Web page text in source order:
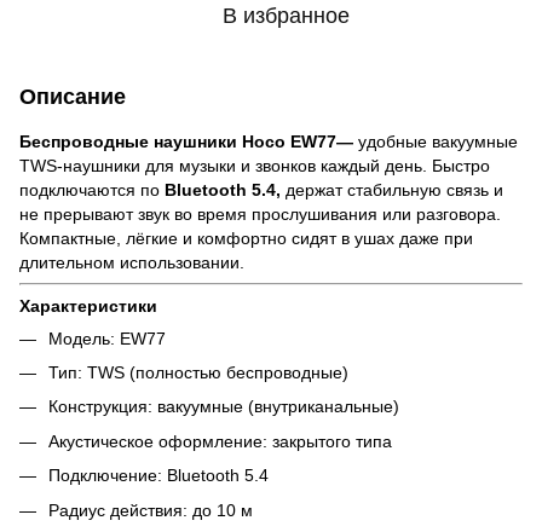
В избранное
Описание
Беспроводные наушники Hoco EW77— удобные вакуумные
TWS-наушники для музыки и звонков каждый день. Быстро
подключаются по Bluetooth 5.4, держат стабильную связь и
не прерывают звук во время прослушивания или разговора.
Компактные, лёгкие и комфортно сидят в ушах даже при
длительном использовании.
Характеристики
Модель: EW77
Тип: TWS (полностью беспроводные)
Конструкция: вакуумные (внутриканальные)
Акустическое оформление: закрытого типа
Подключение: Bluetooth 5.4
Радиус действия: до 10 м